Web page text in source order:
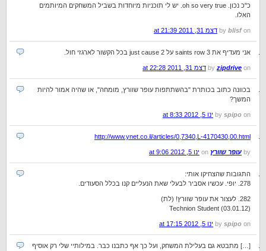
כ"כ נכון. oh so very true. יש לי תוכניות מיוחדות בשביל המשחקים המיותמים
האלו.
by blisfon דצמ 31, 2011 at 21:39
אני מעדיף את saints row 3 על just cause 2 בכל הקשור לארגזי חול.
by zipdrive on דצמ 31, 2011 at 22:28
בכוונה כתוב בכותרת "בהשתתפות עופר שוורץ, מומחה", או שהיה אמור להיות
המשך?
by spipo on ינו 5, 2012 at 8:33
http://www.ynet.co.il/articles/0,7340,L-4170430,00.html
by עופר שוורץ ינו 5, 2012 at 9:06
התגובות שהצחיקו אותי:
278. יופי. עכשיו אסביר לבעלי שאת הנעליים קנו בכלל הסעודים.
282. לעצור את עופר שוורץ! (לת)
Technion Student (03.01.12)
by spipo on ינו 5, 2012 at 17:15
[…] מתבטא גם בעלילת המשחק, ועל כך אף כתבנו כבר. במילותיי שלי רק אוסיף